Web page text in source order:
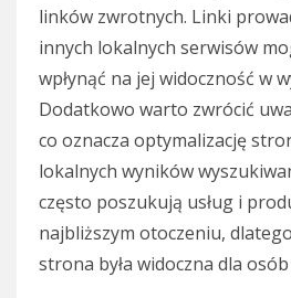
linków zwrotnych. Linki
innych lokalnych serwisów
wpłynąć na jej widoczność w
Dodatkowo warto zwrócić
co oznacza optymalizację
lokalnych wyników
często poszukują usług i
najbliższym otoczeniu,
strona była widoczna dla